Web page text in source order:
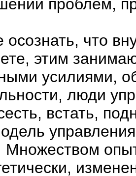
проблем,
что
этим
усилиями,
люди
встать,